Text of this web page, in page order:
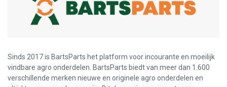
Sinds 2017 is BartsParts het platform voor incourante en moeilijk
vindbare agro onderdelen. BartsParts biedt van meer dan 1.600
verschillende merken nieuwe en originele agro onderdelen en